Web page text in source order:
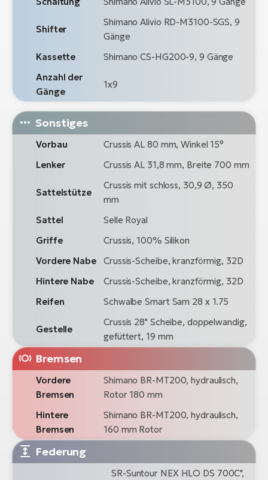
Shifter
Shimano Alivio RD-M3100-SGS, 9
Gänge
Kassette
Shimano CS-HG200-9, 9 Gänge
Anzahl der
Gänge
1x9
Sonstiges
Vorbau
Crussis AL 80 mm, Winkel 15°
Lenker
Crussis AL 31,8 mm, Breite 700 mm
Sattelstütze
Crussis mit schloss, 30,9 Ø, 350
mm
Sattel
Selle Royal
Griffe
Crussis, 100% Silikon
Vordere Nabe
Crussis-Scheibe, kranzförmig, 32D
Hintere Nabe
Crussis-Scheibe, kranzförmig, 32D
Reifen
Schwalbe Smart Sam 28 x 1.75
Gestelle
Crussis 28" Scheibe, doppelwandig,
gefüttert, 19 mm
Bremsen
Vordere
Bremsen
Shimano BR-MT200, hydraulisch,
Rotor 180 mm
Hintere
Bremsen
Shimano BR-MT200, hydraulisch,
160 mm Rotor
Federung
SR-Suntour NEX HLO DS 700C",